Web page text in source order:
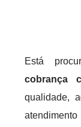
Está
cobrança
qualidade,